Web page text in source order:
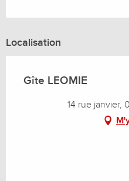
Localisation
Gîte LEOMIE
14 rue janvier,